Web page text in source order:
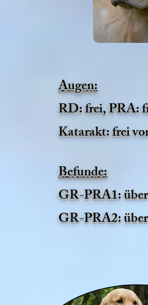
Augen:
RD: frei, PRA:
Katarakt: frei
Befunde:
GR-PRA1:
GR-PRA2: